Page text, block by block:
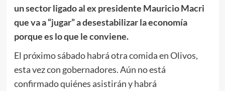
un sector ligado al ex presidente Mauricio Macri
que va a “jugar” a desestabilizar la economía
porque es lo que le conviene.
El próximo sábado habrá otra comida en Olivos,
esta vez con gobernadores. Aún no está
confirmado quiénes asistirán y habrá